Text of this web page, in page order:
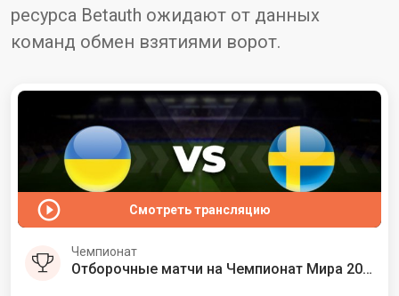
ресурса Betauth ожидают от данных
команд обмен взятиями ворот.
Смотреть трансляцию
Чемпионат
Отборочные матчи на Чемпионат Мира 2026. Европа